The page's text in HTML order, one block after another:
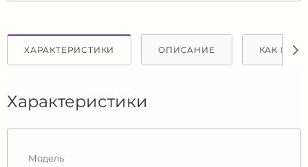
ХАРАКТЕРИСТИКИ ОПИСАНИЕ КАК
Характеристики
Модель